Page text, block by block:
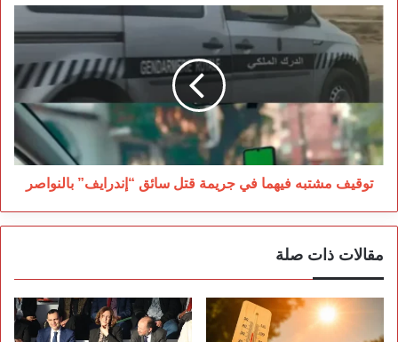
توقيف
مشتبه
فيهما
في
جريمة
قتل
سائق
“إندرايف”
بالنواصر
توقيف مشتبه فيهما في جريمة قتل سائق “إندرايف” بالنواصر
مقالات ذات صلة